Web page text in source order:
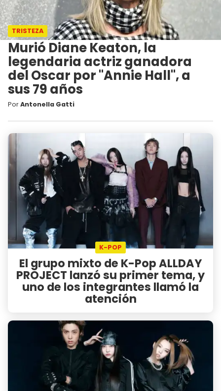
TRISTEZA
Murió Diane Keaton, la
legendaria actriz ganadora
del Oscar por "Annie Hall", a
sus 79 años
PorAntonella Gatti
K-POP
El grupo mixto de K-Pop ALLDAY
PROJECT lanzó su primer tema, y
uno de los integrantes llamó la
atención